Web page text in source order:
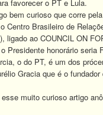
favorecer o PT e Lula.
bem curioso que corre
Centro Brasileiro de
ligado ao COUNCIL ON
Presidente honorário seria
o do PT, é um dos
Gracia que é o
muito curioso artigo